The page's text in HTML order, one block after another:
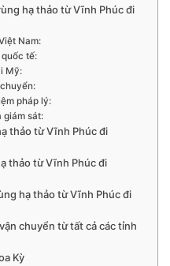
hạ thảo từ Vĩnh Phúc đi
Nam:
tế:
Mỹ:
pháp lý:
giám sát:
thảo từ Vĩnh Phúc đi
thảo từ Vĩnh Phúc đi
hạ thảo từ Vĩnh Phúc đi
chuyển từ tất cả các tỉnh
Kỳ